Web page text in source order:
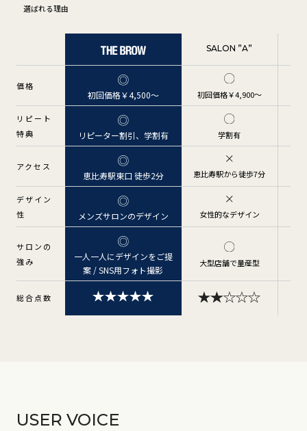
選ばれる理由
SALON ”A”
価格
初回価格￥4,500〜 初回価格￥4,900〜
リピート
特典
リピーター割引、学割有 学割有
アクセス
恵比寿駅東口 徒歩2分 恵比寿駅から徒歩7分
デザイン
性
メンズサロンのデザイン 女性的なデザイン
サロンの
強み
一人一人にデザインをご提
案 / SNS用フォト撮影
大型店舗で量産型
総合点数
USER VOICE